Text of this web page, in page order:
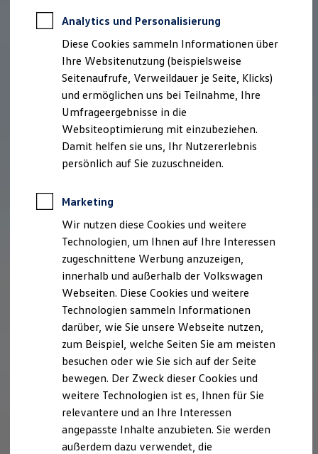
Professional Class bei Volkswagen
Behörden
Direktkunden
Sonderfahrzeuge
Anpfiff zum Gewinn
Elektromobilität
Elektroautos
ID. Tutorials
Elektrofahrzeugkonzepte
ID. EVERY1
Reichweite
Rekuperation
Laden unterwegs
Laden Zuhause
Ladestationen finden
Ladezeitensimulator
Batterie
Sicherheit
Nachhaltigkeit
Technologie
Kosten und Kauf
Verbrauchskosten
Kaufoptionen
E-Auto-Förderung
Software und Konnektivität
Die ID. Software 6
ID. Software Versionen und Updates
Digitale Extras
Schnittstellen zu Ihrem ID.
Analytics und Personalisierung
Diese Cookies sammeln Informationen über
Ihre Websitenutzung (beispielsweise
Seitenaufrufe, Verweildauer je Seite, Klicks)
und ermöglichen uns bei Teilnahme, Ihre
Umfrageergebnisse in die
Websiteoptimierung mit einzubeziehen.
Damit helfen sie uns, Ihr Nutzererlebnis
persönlich auf Sie zuzuschneiden.
Marketing
Wir nutzen diese Cookies und weitere
Technologien, um Ihnen auf Ihre Interessen
zugeschnittene Werbung anzuzeigen,
innerhalb und außerhalb der Volkswagen
Webseiten. Diese Cookies und weitere
Technologien sammeln Informationen
darüber, wie Sie unsere Webseite nutzen,
zum Beispiel, welche Seiten Sie am meisten
besuchen oder wie Sie sich auf der Seite
bewegen. Der Zweck dieser Cookies und
weitere Technologien ist es, Ihnen für Sie
relevantere und an Ihre Interessen
angepasste Inhalte anzubieten. Sie werden
außerdem dazu verwendet, die